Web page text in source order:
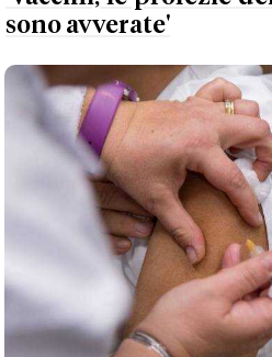
sono avverate'